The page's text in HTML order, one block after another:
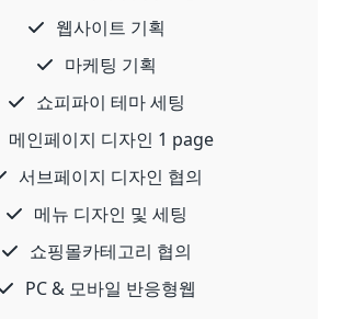
웹사이트 기획
마케팅 기획
쇼피파이 테마 세팅
메인페이지 디자인 1 page
서브페이지 디자인 협의
메뉴 디자인 및 세팅
쇼핑몰카테고리 협의
PC & 모바일 반응형웹